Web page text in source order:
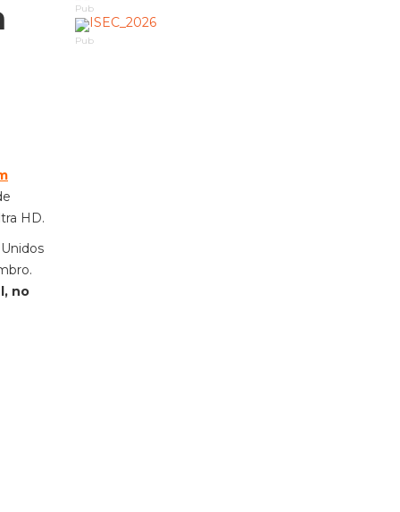
HD.
no
Pub
Pub